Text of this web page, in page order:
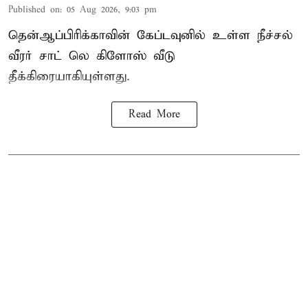
Published on: 05 Aug 2026, 9:03 pm
தென்ஆப்பிரிக்காவின் கேப்டவுனில் உள்ள நீச்சல்
வீரர் சாட் லெ கிளோஸ் வீடு
தீக்கிரையாகியுள்ளது.
Read More